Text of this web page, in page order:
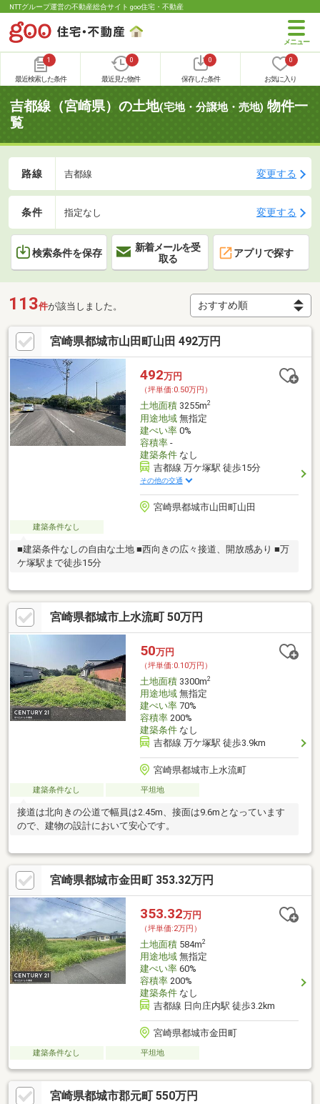
NTTグループ運営の不動産総合サイト goo住宅・不動産
1
最近検索した条件
0
最近見た物件
0
保存した条件
0
お気に入り
吉都線（宮崎県）の土地(宅地・分譲地・売地) 物件一
覧
路線 吉都線 変更する
条件 指定なし 変更する
検索条件を保存
新着メールを受
取る
アプリで探す
113件が該当しました。
宮崎県都城市山田町山田 492万円
492万円
（坪単価:0.50万円）
土地面積3255m2
用途地域無指定
建ぺい率0%
容積率-
建築条件なし
吉都線 万ケ塚駅 徒歩15分
その他の交通
宮崎県都城市山田町山田
建築条件なし
■建築条件なしの自由な土地 ■西向きの広々接道、開放感あり ■万
ケ塚駅まで徒歩15分
宮崎県都城市上水流町 50万円
50万円
（坪単価:0.10万円）
土地面積3300m2
用途地域無指定
建ぺい率70%
容積率200%
建築条件なし
吉都線 万ケ塚駅 徒歩3.9km
宮崎県都城市上水流町
建築条件なし 平坦地
接道は北向きの公道で幅員は2.45m、接面は9.6mとなっています
ので、建物の設計において安心です。
宮崎県都城市金田町 353.32万円
353.32万円
（坪単価:2万円）
土地面積584m2
用途地域無指定
建ぺい率60%
容積率200%
建築条件なし
吉都線 日向庄内駅 徒歩3.2km
宮崎県都城市金田町
建築条件なし 平坦地
宮崎県都城市郡元町 550万円